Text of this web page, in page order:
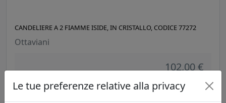
CANDELIERE A 2 FIAMME ISIDE, IN CRISTALLO, CODICE 77272
Ottaviani
102,00 €
Le tue preferenze relative alla privacy